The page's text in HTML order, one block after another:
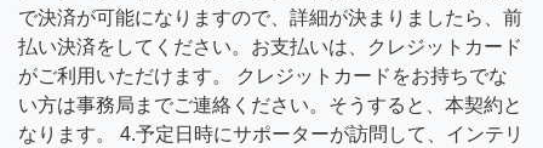
で決済が可能になりますので、詳細が決まりましたら、前
払い決済をしてください。お支払いは、クレジットカード
がご利用いただけます。 クレジットカードをお持ちでな
い方は事務局までご連絡ください。そうすると、本契約と
なります。 4.予定日時にサポーターが訪問して、インテリ